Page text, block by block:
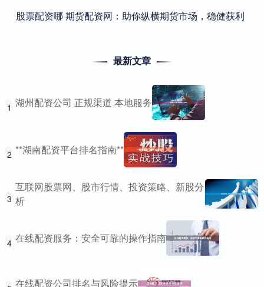
​股票配资哪 期货配资网：助你纵横期货市场，稳健获利
最新文章
1 湖州配资公司 正规渠道 本地服务
2 **湖南配资平台排名指南**
3
互联网股票网、股市行情、投资策略、新股分
析
4 在线配资服务：安全可靠的操作指南
在线配资公司排名与风险提示